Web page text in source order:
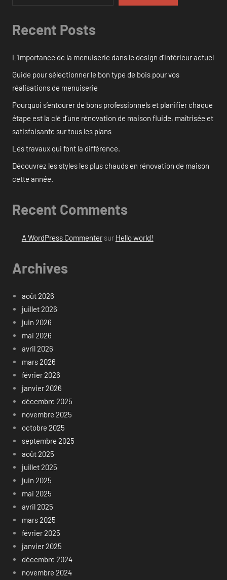
Recent Posts
L’importance de la menuiserie dans le design d’intérieur actuel
Guide pour sélectionner le bon type de bois pour vos
réalisations de menuiserie
Pourquoi s’entourer de bons professionnels et planifier chaque
étape est la clé d’une rénovation de maison fluide, maîtrisée et
satisfaisante sur tous les plans
Les travaux qui font la différence.
Découvrez les styles les plus chauds en rénovation de maison
cette année.
Recent Comments
A WordPress Commentersur Hello world!
Archives
août 2026
juillet 2026
juin 2026
mai 2026
avril 2026
mars 2026
février 2026
janvier 2026
décembre 2025
novembre 2025
octobre 2025
septembre 2025
août 2025
juillet 2025
juin 2025
mai 2025
avril 2025
mars 2025
février 2025
janvier 2025
décembre 2024
novembre 2024